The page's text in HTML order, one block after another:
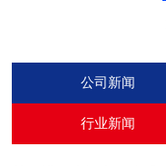
公司新闻
行业新闻